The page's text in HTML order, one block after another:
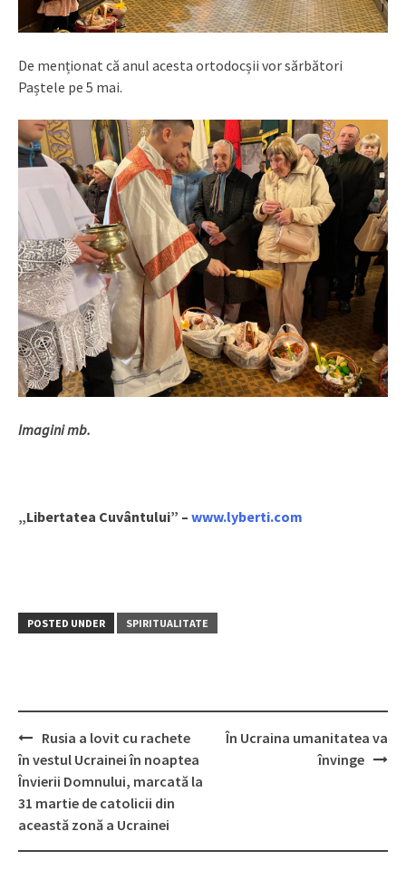
De menționat că anul acesta ortodocșii vor sărbători
Paștele pe 5 mai.
Imagini mb.
„Libertatea Cuvântului” – www.lyberti.com
POSTED UNDER SPIRITUALITATE
Post
navigation
Rusia a lovit cu rachete
în vestul Ucrainei în noaptea
Învierii Domnului, marcată la
31 martie de catolicii din
această zonă a Ucrainei
În Ucraina umanitatea va
învinge